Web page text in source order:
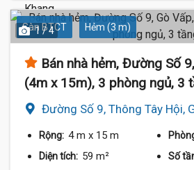
Sàn BTCT Hẻm (3 m)
1 / 4
Bán nhà hẻm, Đường Số
(4m x 15m), 3 phòng ngủ, 3
Đường Số 9, Thông Tây Hội,
Rộng: 4 m x 15 m
Diện tích: 59 m² Số